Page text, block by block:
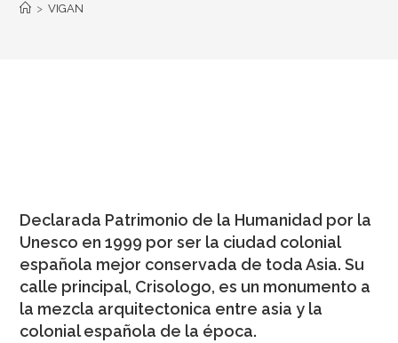
> VIGAN
Declarada Patrimonio de la Humanidad por la
Unesco en 1999 por ser la ciudad colonial
española mejor conservada de toda Asia. Su
calle principal, Crisologo, es un monumento a
la mezcla arquitectonica entre asia y la
colonial española de la época.